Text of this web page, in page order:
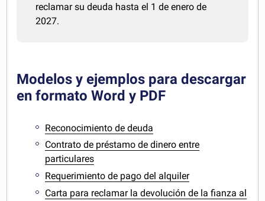
reclamar su deuda hasta el 1 de enero de
2027.
Modelos y ejemplos para descargar
en formato Word y PDF
Reconocimiento de deuda
Contrato de préstamo de dinero entre
particulares
Requerimiento de pago del alquiler
Carta para reclamar la devolución de la fianza al